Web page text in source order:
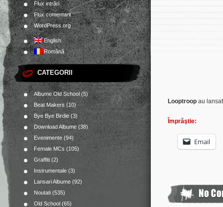
Flux intrări
Flux comentarii
WordPress.org
English
Română
CATEGORII
Albume Old School(5)
Beat Makers(10)
Bye Bye Birdie(3)
Download Albume (38)
Evenimente (94)
Female MCs (105)
Graffiti (2)
Instrumentale (3)
Lansari Albume (92)
Noutati (535)
Old School (65)
Looptroop au
Împrăştie:
Email